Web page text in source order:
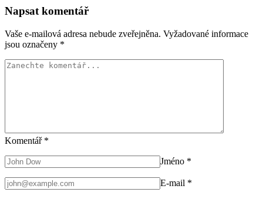
Napsat komentář
Vaše e-mailová adresa nebude zveřejněna. Vyžadované informace
jsou označeny *
Komentář *
Jméno *
E-mail *